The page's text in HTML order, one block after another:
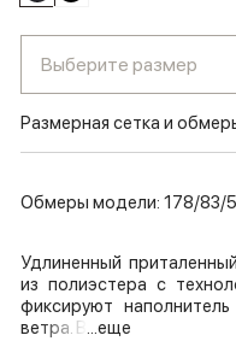
Выберите размер
Размерная сетка и
Обмеры модели: 178/83/
Удлиненный
из полиэстера с
фиксируют
ветра. В ...еще